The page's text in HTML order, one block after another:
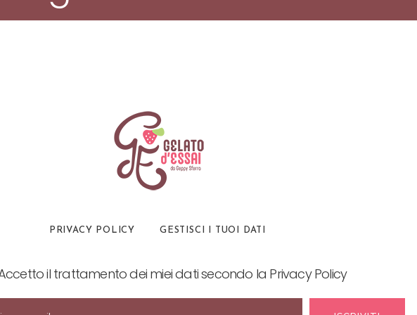
PRIVACY POLICY GESTISCI I TUOI DATI
il trattamento dei miei dati secondo la Privacy Policy